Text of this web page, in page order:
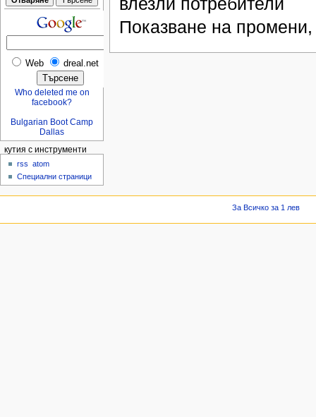
Показване на
Web dreal.net
Who deleted me on
facebook?
Bulgarian Boot Camp
Dallas
кутия с инструменти
rss
atom
Специални страници
За Всичко за 1 лев